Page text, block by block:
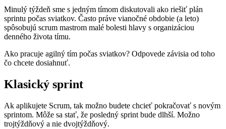
Minulý týždeň sme s jedným tímom diskutovali ako riešiť plán
sprintu počas sviatkov. Často práve vianočné obdobie (a leto)
spôsobujú scrum mastrom malé bolesti hlavy s organizáciou
denného života tímu.
Ako pracuje agilný tím počas sviatkov? Odpovede závisia od toho
čo chcete dosiahnuť.
Klasický sprint
Ak aplikujete Scrum, tak možno budete chcieť pokračovať s novým
sprintom. Môže sa stať, že posledný sprint bude dlhší. Možno
trojtýždňový a nie dvojtýždňový.